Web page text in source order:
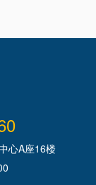
心A座16楼